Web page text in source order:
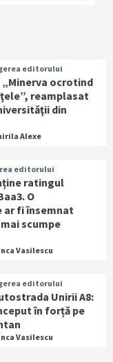
editorului
ocrotind
reamplasat
din
Alexe
editorului
ratingul
O
ar fi însemnat
scumpe
Vasilescu
editorului
Unirii A8:
în forță pe
Vasilescu